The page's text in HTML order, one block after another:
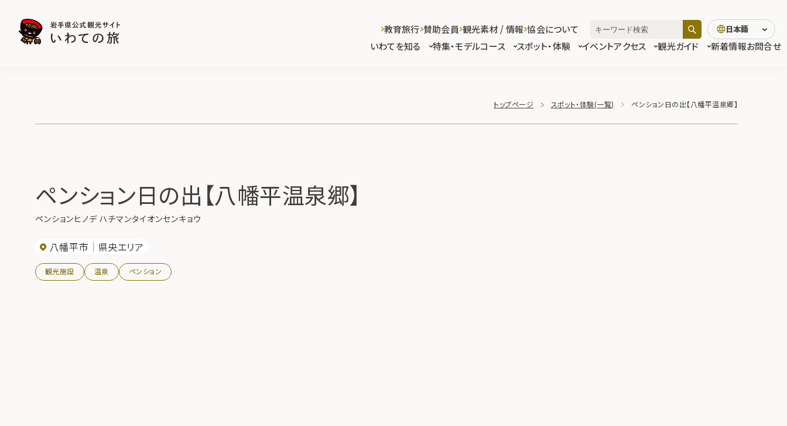
いわてを知る 特集・モデルコース スポット・体験 イベントアクセス 観光ガイド 新着情報お問合せ
教育旅行 賛助会員 観光素材 / 情報 協会について 日本語
トップページ スポット・体験(一覧) ペンション日の出【八幡平温泉郷】
ペンション日の出【八幡平温泉郷】
ペンションヒノデ ハチマンタイオンセンキョウ
八幡平市 県央エリア
観光施設 温泉 ペンション